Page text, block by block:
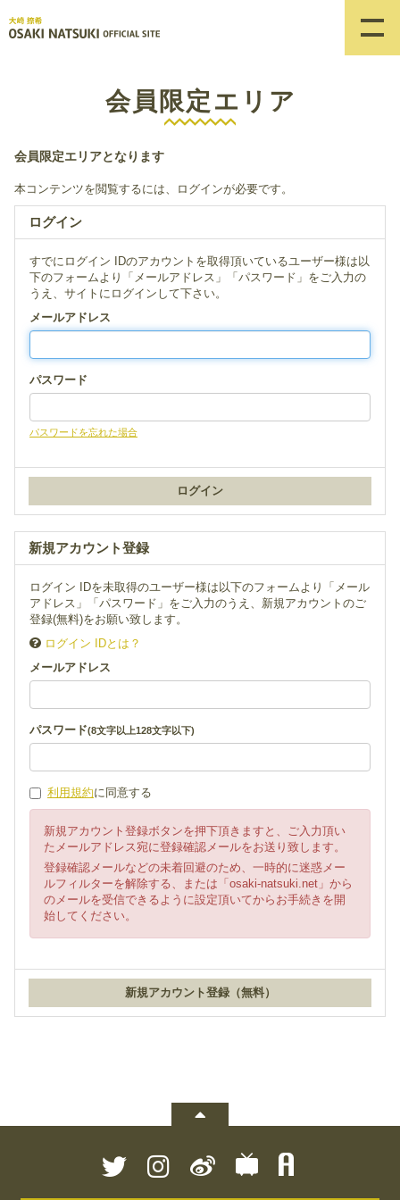
会員限定エリア
会員限定エリアとなります
本コンテンツを閲覧するには、ログインが必要です。
ログイン
すでにログイン IDのアカウントを取得頂いているユーザー様は以
下のフォームより「メールアドレス」「パスワード」をご入力の
うえ、サイトにログインして下さい。
メールアドレス
パスワード
パスワードを忘れた場合
新規アカウント登録
ログイン IDを未取得のユーザー様は以下のフォームより「メール
アドレス」「パスワード」をご入力のうえ、新規アカウントのご
登録(無料)をお願い致します。
ログイン IDとは？
メールアドレス
パスワード(8文字以上128文字以下)
利用規約に同意する
新規アカウント登録ボタンを押下頂きますと、ご入力頂い
たメールアドレス宛に登録確認メールをお送り致します。
登録確認メールなどの未着回避のため、一時的に迷惑メー
ルフィルターを解除する、または「osaki-natsuki.net」から
のメールを受信できるように設定頂いてからお手続きを開
始してください。